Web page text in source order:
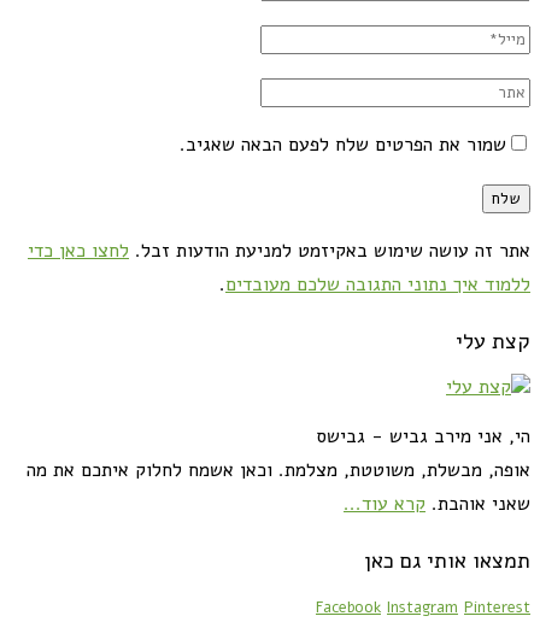
שמור את הפרטים שלח לפעם הבאה שאגיב.
אתר זה עושה שימוש באקיזמט למניעת הודעות זבל. לחצו כאן כדי
ללמוד איך נתוני התגובה שלכם מעובדים.
קצת עלי
הי, אני מירב גביש - גבישס
אופה, מבשלת, משוטטת, מצלמת. וכאן אשמח לחלוק איתכם את מה
שאני אוהבת. קרא עוד...
תמצאו אותי גם כאן
Facebook Instagram Pinterest